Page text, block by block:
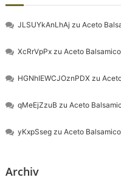
JLSUYkAnLhAj zu Aceto
XcRrVpPxzu Aceto
HGNhIEWCJOznPDX zu
qMeEjZzuB zu Aceto
yKxpSsegzu Aceto
Archiv